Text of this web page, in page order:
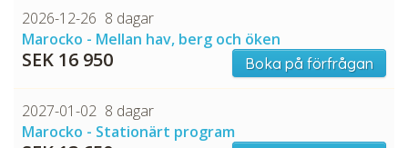
2026-12-26 8 dagar
Marocko - Mellan hav, berg och öken
SEK 16 950 Boka på förfrågan
2027-01-02 8 dagar
Marocko - Stationärt program